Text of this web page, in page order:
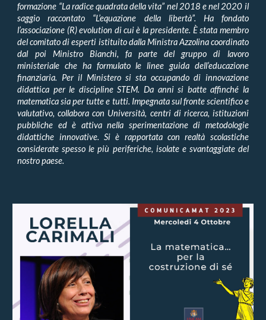
formazione “La radice quadrata della vita” nel 2018 e nel 2020 il
saggio raccontato “L’equazione della libertà”. Ha fondato
l’associazione (R) evolution di cui è la presidente. È stata membro
del comitato di esperti istituito dalla Ministra Azzolina coordinato
dal poi Ministro Bianchi, fa parte del gruppo di lavoro
ministeriale che ha formulato le linee guida dell’educazione
finanziaria. Per il Ministero si sta occupando di innovazione
didattica per le discipline STEM. Da anni si batte affinché la
matematica sia per tutte e tutti. Impegnata sul fronte scientifico e
valutativo, collabora con Università, centri di ricerca, istituzioni
pubbliche ed è attiva nella sperimentazione di metodologie
didattiche innovative. Si è rapportata con realtà scolastiche
considerate spesso le più periferiche, isolate e svantaggiate del
nostro paese.